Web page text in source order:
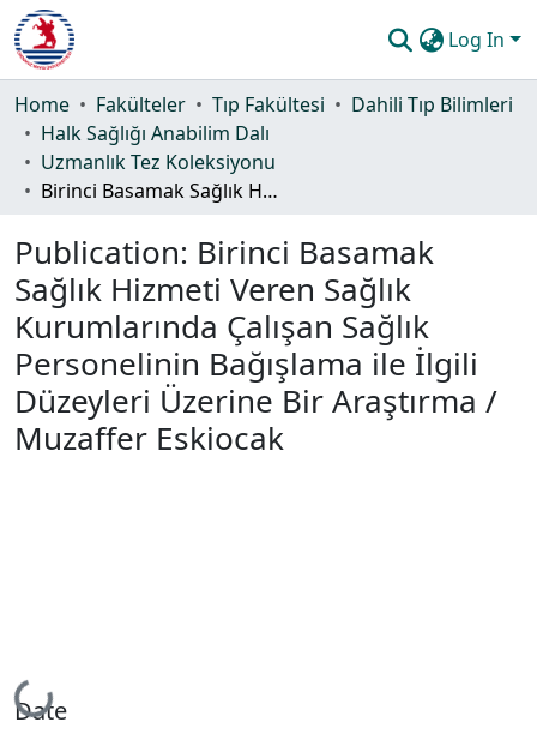
Log In
Communities & Collections
All of DSpace
Statistics
Guide
Home Fakülteler Tıp Fakültesi
Dahili Tıp Bilimleri
Halk Sağlığı Anabilim Dalı
Uzmanlık Tez Koleksiyonu
Birinci Basamak Sağlık Hizmeti Veren Sağlık Kurumlarında Çalışan Sağlık Personelinin Bağışlama ile İlgili Düzeyleri Üzerine Bir Araştırma / Muzaffer Eskiocak
Publication: Birinci Basamak
Sağlık Hizmeti Veren Sağlık
Kurumlarında Çalışan Sağlık
Personelinin Bağışlama ile İlgili
Düzeyleri Üzerine Bir Araştırma /
Muzaffer Eskiocak
Loading...
Date